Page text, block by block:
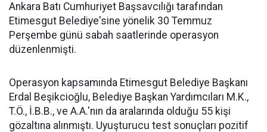
Ankara Batı Cumhuriyet Başsavcılığı tarafından
Etimesgut Belediye'sine yönelik 30 Temmuz
Perşembe günü sabah saatlerinde operasyon
düzenlenmişti.
Operasyon kapsamında Etimesgut Belediye Başkanı
Erdal Beşikcioğlu, Belediye Başkan Yardımcıları M.K.,
T.Ö., İ.B.B., ve A.A.'nın da aralarında olduğu 55 kişi
gözaltına alınmıştı. Uyuşturucu test sonuçları pozitif